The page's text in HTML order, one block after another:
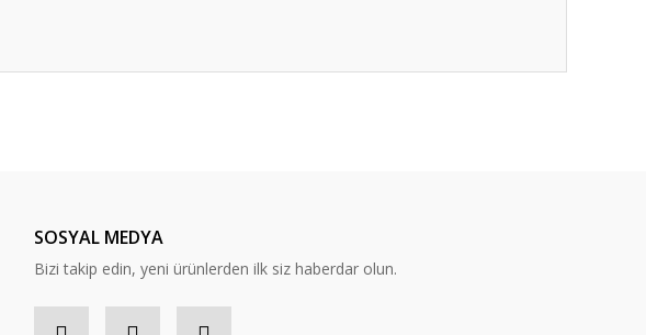
SOSYAL MEDYA
Bizi takip edin, yeni ürünlerden ilk siz haberdar olun.